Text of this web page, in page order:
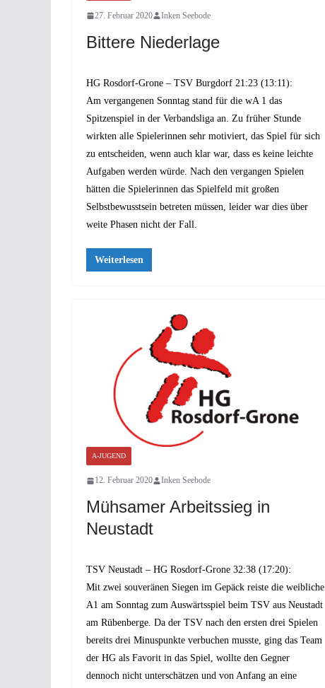
27. Februar 2020 Inken Seebode
Bittere Niederlage
HG Rosdorf-Grone – TSV Burgdorf 21:23 (13:11):
Am vergangenen Sonntag stand für die wA 1 das
Spitzenspiel in der Verbandsliga an. Zu früher Stunde
wirkten alle Spielerinnen sehr motiviert, das Spiel für sich
zu entscheiden, wenn auch klar war, dass es keine leichte
Aufgaben werden würde. Nach den vergangen Spielen
hätten die Spielerinnen das Spielfeld mit großen
Selbstbewusstsein betreten müssen, leider war dies über
weite Phasen nicht der Fall.
Weiterlesen
A-JUGEND
12. Februar 2020 Inken Seebode
Mühsamer Arbeitssieg in
Neustadt
TSV Neustadt – HG Rosdorf-Grone 32:38 (17:20):
Mit zwei souveränen Siegen im Gepäck reiste die weibliche
A1 am Sonntag zum Auswärtsspiel beim TSV aus Neustadt
am Rübenberge. Da der TSV nach den ersten drei Spielen
bereits drei Minuspunkte verbuchen musste, ging das Team
der HG als Favorit in das Spiel, wollte den Gegner
dennoch nicht unterschätzen und von Anfang an eine